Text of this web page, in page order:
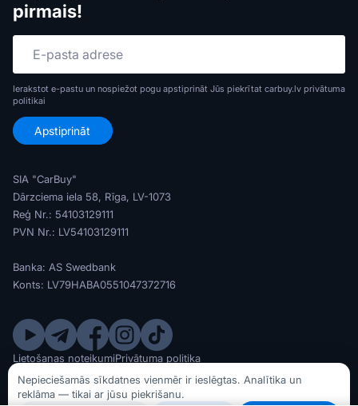
pirmais!
Ierakstot e-pastu un nospiežot pogu apstiprināt Jūs piekrītat carbuy.lv privātuma
politikai
SIA "CarBuy"
Dārzciema iela 58, Rīga, LV-1073
Reģ Nr.: 54103129111
PVN Nr.: LV54103129111
Banka: AS Swedbank
Konts: LV79HABA0551047372716
© SIA CarBuy 2020 - 2026
Lietošanas noteikumiPrivātuma politika
Nepieciešamās sīkdatnes vienmēr ir ieslēgtas. Analītika un
reklāma — tikai ar jūsu piekrišanu.